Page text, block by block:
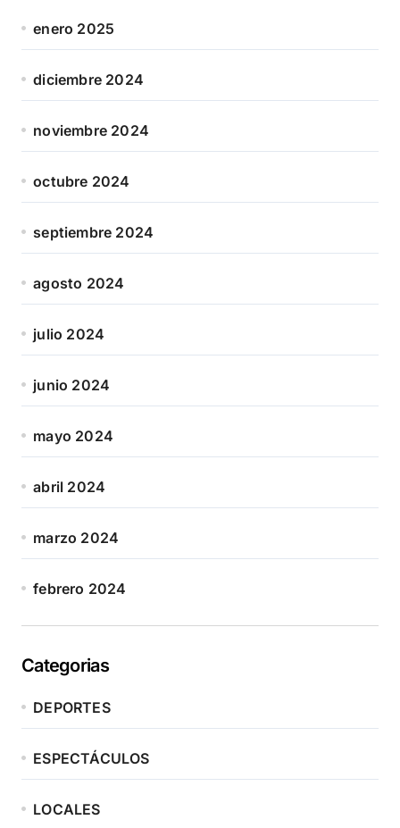
enero 2025
diciembre 2024
noviembre 2024
octubre 2024
septiembre 2024
agosto 2024
julio 2024
junio 2024
mayo 2024
abril 2024
marzo 2024
febrero 2024
Categorias
DEPORTES
ESPECTÁCULOS
LOCALES